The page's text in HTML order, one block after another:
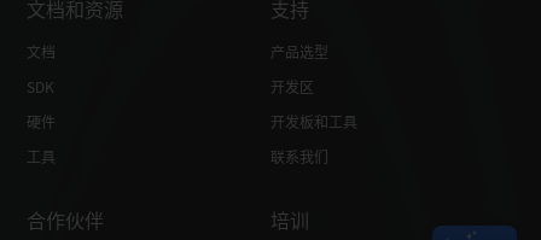
文档和资源
文档
SDK
硬件
工具
支持
产品选型
开发区
开发板和工具
联系我们
合作伙伴 培训